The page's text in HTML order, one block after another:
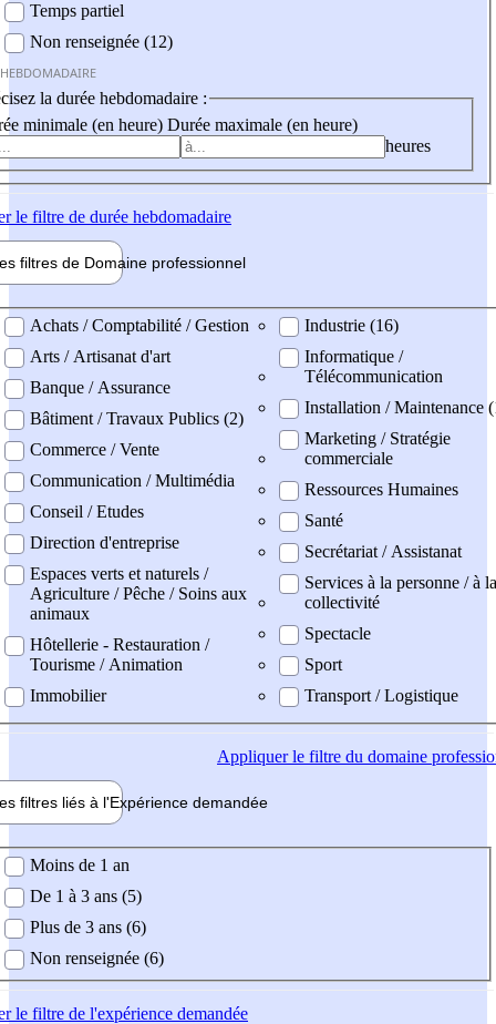
Temps partiel
Non renseignée (12)
la durée hebdomadaire :
minimale (en heure) Durée maximale (en heure)
heures
le filtre de durée hebdomadaire
filtres de Domaine professionnel
professionel
Achats / Comptabilité / Gestion
Arts / Artisanat d'art
Banque / Assurance
Bâtiment / Travaux Publics (2)
Commerce / Vente
Communication / Multimédia
Conseil / Etudes
Direction d'entreprise
Espaces verts et naturels /
Agriculture / Pêche / Soins aux
animaux
Hôtellerie - Restauration /
Tourisme / Animation
Immobilier
Industrie (16)
Informatique /
Télécommunication
Installation / Maintenance
Marketing / Stratégie
commerciale
Ressources Humaines
Santé
Secrétariat / Assistanat
Services à la personne / à la
collectivité
Spectacle
Sport
Transport / Logistique
Appliquerle filtre du domaine
filtres liés à l'Expérience demandée
demandée
Moins de 1 an
De 1 à 3 ans (5)
Plus de 3 ans (6)
Non renseignée (6)
le filtre de l'expérience demandée